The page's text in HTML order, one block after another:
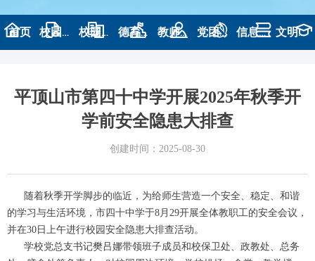
首页 校园概况 校园资讯 德育天地 教师风采 党团建设 信息公开 文明创建
平顶山市第四十中学开展2025年秋季开
学前安全隐患大排查
创建时间： 2025-08-30
随着秋季开学脚步的临近，为给师生营造一个安全、稳定、和谐
的学习与生活环境，市四十中学于8月29开展全体教职工的安全会议，
并在30日上午进行校园安全隐患大排查活动。
学校党总支书记樊吕娜带领班子成员和校保卫处、政教处、总务